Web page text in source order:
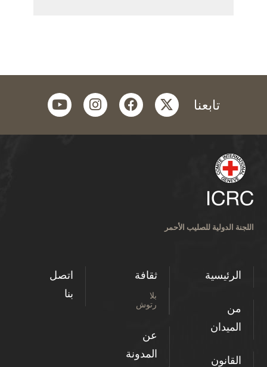
تابعنا twitter
facebook
instagram
youtube
اللجنة الدولية للصليب الأحمر
الرئيسية
من
الميدان
القانون
ثقافة
بلا
رتوش
عن
المدونة
اتصل
بنا